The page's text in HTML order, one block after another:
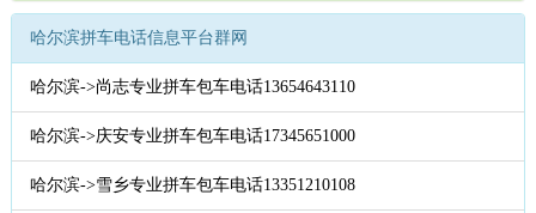
哈尔滨拼车电话信息平台群网
哈尔滨->尚志专业拼车包车电话13654643110
哈尔滨->庆安专业拼车包车电话17345651000
哈尔滨->雪乡专业拼车包车电话13351210108